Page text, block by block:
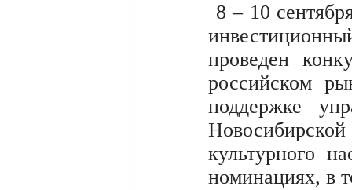
8 – 10
проведен
российском
поддержке
культурного
номинациях, в